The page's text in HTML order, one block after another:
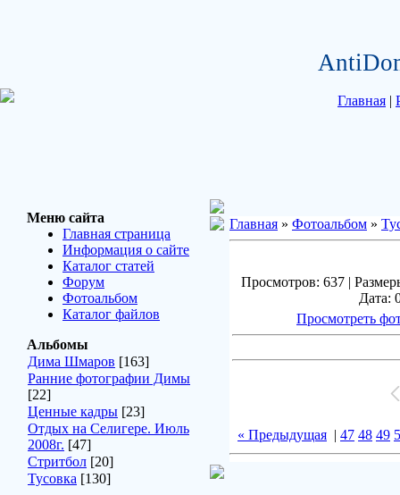
Главная |
Меню сайта
Главная страница
Информация о сайте
Каталог статей
Форум
Фотоальбом
Каталог файлов
Альбомы
Дима Шмаров [163]
Ранние фотографии Димы
[22]
Ценные кадры [23]
Отдых на Селигере. Июль
2008г. [47]
Стритбол [20]
Тусовка [130]
Главная » Фотоальбом »
Просмотров: 637 |
Дата:
Просмотреть
« Предыдущая | 47 48 49